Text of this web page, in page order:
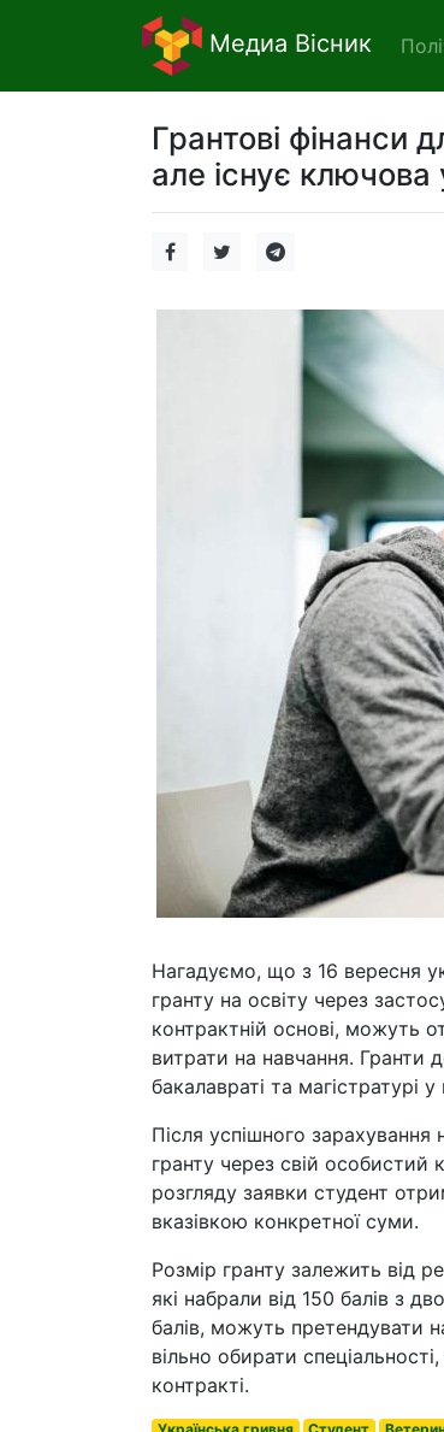
Медиа Вісник
Грантові фінанси
але існує ключова
Нагадуємо, що з 16 вересня
гранту на освіту через
контрактній основі, можуть
витрати на навчання. Гранти
бакалавраті та магістратурі
Після успішного
гранту через свій особистий
розгляду заявки студент
вказівкою конкретної суми.
Розмір гранту залежить від
які набрали від 150 балів з
балів, можуть претендувати
вільно обирати
контракті.